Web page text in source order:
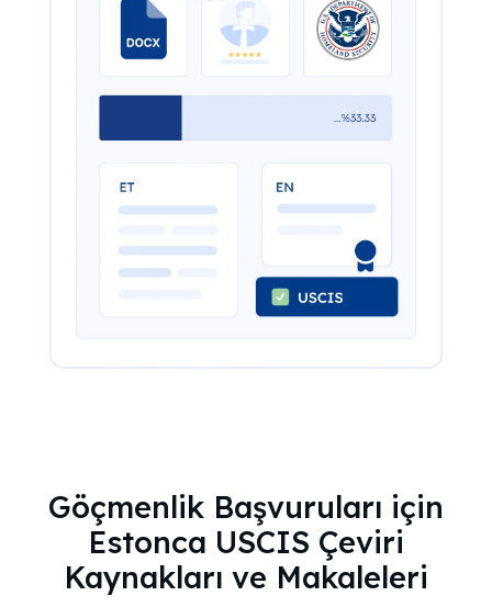
Göçmenlik Başvuruları için
Estonca USCIS Çeviri
Kaynakları ve Makaleleri